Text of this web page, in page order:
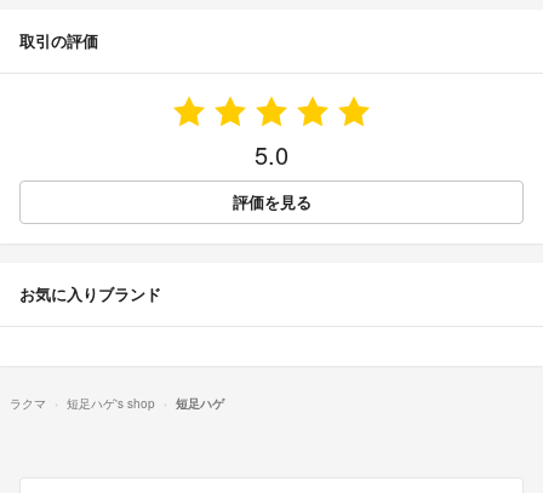
取引の評価
5.0
評価を見る
お気に入りブランド
ラクマ 短足ハゲ's shop 短足ハゲ